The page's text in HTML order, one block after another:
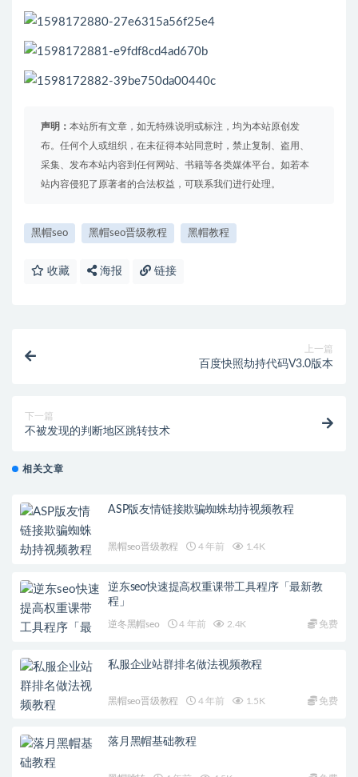
声明： 本站所有文章，如无特殊说明或标注，均为本站原创发
布。任何个人或组织，在未征得本站同意时，禁止复制、盗用、
采集、发布本站内容到任何网站、书籍等各类媒体平台。如若本
站内容侵犯了原著者的合法权益，可联系我们进行处理。
黑帽seo 黑帽seo晋级教程 黑帽教程
收藏 海报 链接
上一篇
百度快照劫持代码V3.0版本
下一篇
不被发现的判断地区跳转技术
相关文章
ASP版友情链接欺骗蜘蛛劫持视频教程
黑帽seo晋级教程 4 年前 1.4K
逆东seo快速提高权重课带工具程序「最新教
程」
逆冬黑帽seo 4 年前 2.4K 免费
私服企业站群排名做法视频教程
黑帽seo晋级教程 4 年前 1.5K 免费
落月黑帽基础教程